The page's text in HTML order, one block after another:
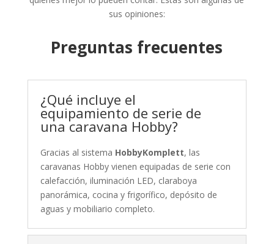
sus opiniones:
Preguntas frecuentes
¿Qué incluye el
equipamiento de serie de
una caravana Hobby?
Gracias al sistema HobbyKomplett, las
caravanas Hobby vienen equipadas de serie con
calefacción, iluminación LED, claraboya
panorámica, cocina y frigorífico, depósito de
aguas y mobiliario completo.